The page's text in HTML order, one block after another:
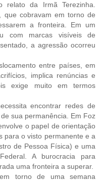
relato da Irmã Terezinha.
que cobravam em torno de
a fronteira. Em um
com marcas visíveis de
a agressão ocorreu
entre países, em
implica renúncias e
exige muito em termos
encontrar redes de
sua permanência. Em Foz
o papel de orientação
para o visto permanente e a
de Pessoa Física) e uma
A burocracia para
uma fronteira a superar.
torno de uma semana